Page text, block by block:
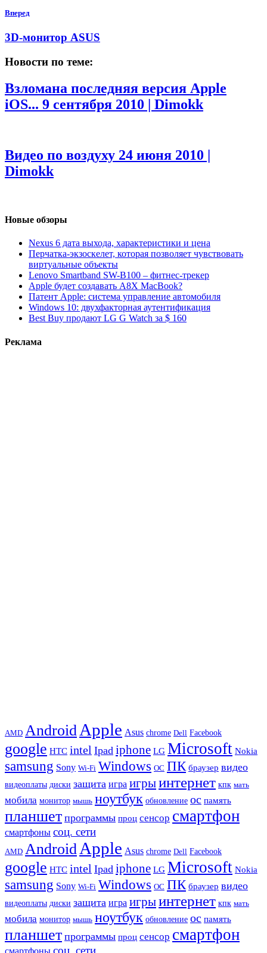
Вперед
3D-монитор ASUS
Новости по теме:
Взломана последняя версия Apple
iOS... 9 сентября 2010 | Dimokk
Видео по воздуху 24 июня 2010 |
Dimokk
Новые обзоры
Nexus 6 дата выхода, характеристики и цена
Перчатка-экзоскелет, которая позволяет чувствовать
виртуальные объекты
Lenovo Smartband SW-B100 – фитнес-трекер
Apple будет создавать A8X MacBook?
Патент Apple: система управление автомобиля
Windows 10: двухфакторная аутентификация
Best Buy продают LG G Watch за $ 160
Реклама
AMD Android Apple Asus chrome Dell Facebook
google HTC intel Ipad iphone LG Microsoft Nokia
samsung Sony Wi-Fi Windows ОС ПК браузер видео
видеоплаты диски защита игра игрыинтернет кпк мать
мобила монитор мышь ноутбук обновление ос память
планшет программы проц сенсор смартфон
смартфоны соц. сети
AMD Android Apple Asus chrome Dell Facebook
google HTC intel Ipad iphone LG Microsoft Nokia
samsung Sony Wi-Fi Windows ОС ПК браузер видео
видеоплаты диски защита игра игрыинтернет кпк мать
мобила монитор мышь ноутбук обновление ос память
планшет программы проц сенсор смартфон
соц. сети